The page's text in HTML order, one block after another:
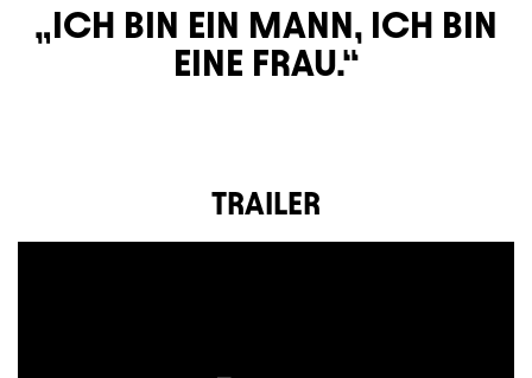
ICH BIN EIN MANN, ICH BIN
EINE FRAU.
TRAILER